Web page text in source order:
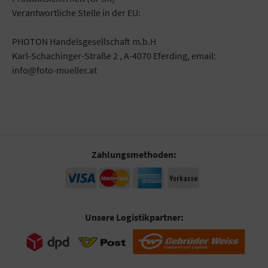
Verantwortliche Stelle in der EU:
PHOTON Handelsgesellschaft m.b.H
Karl-Schachinger-Straße 2 , A-4070 Eferding, email:
info@foto-mueller.at
Zahlungsmethoden:
Unsere Logistikpartner: